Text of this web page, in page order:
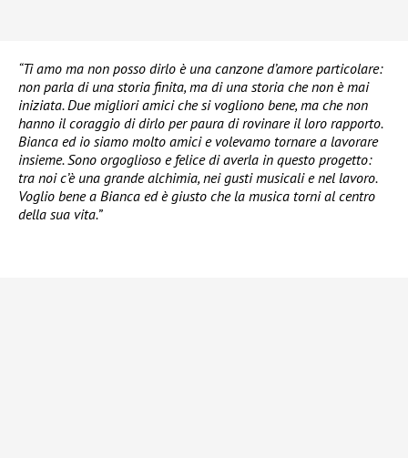
“Ti amo ma non posso dirlo è una canzone d’amore particolare:
non parla di una storia finita, ma di una storia che non è mai
iniziata. Due migliori amici che si vogliono bene, ma che non
hanno il coraggio di dirlo per paura di rovinare il loro rapporto.
Bianca ed io siamo molto amici e volevamo tornare a lavorare
insieme. Sono orgoglioso e felice di averla in questo progetto:
tra noi c’è una grande alchimia, nei gusti musicali e nel lavoro.
Voglio bene a Bianca ed è giusto che la musica torni al centro
della sua vita.”